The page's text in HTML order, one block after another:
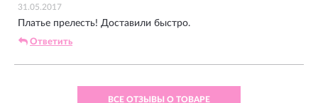
31.05.2017
Платье прелесть! Доставили быстро.
Ответить
ВСЕ ОТЗЫВЫ О ТОВАРЕ